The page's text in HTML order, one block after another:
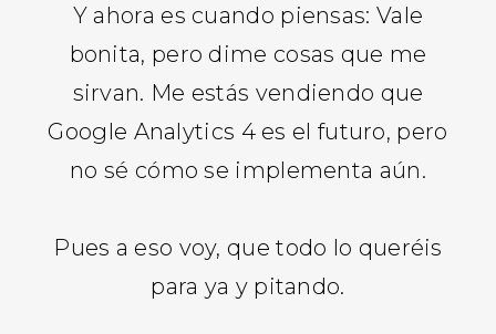
Y ahora es cuando piensas: Vale
bonita, pero dime cosas que me
sirvan. Me estás vendiendo que
Google Analytics 4 es el futuro, pero
no sé cómo se implementa aún.
Pues a eso voy, que todo lo queréis
para ya y pitando.